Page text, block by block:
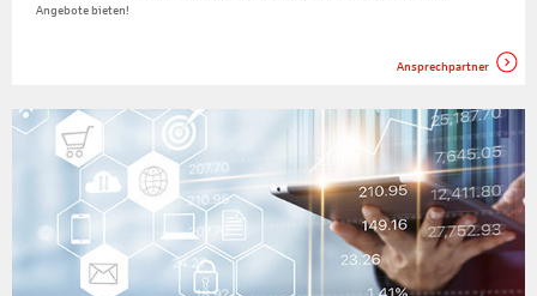
Angebote bieten!
Ansprechpartner